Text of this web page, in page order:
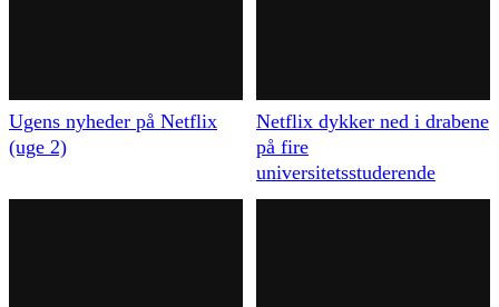
Ugens nyheder på Netflix
(uge 2)
Netflix dykker ned i drabene
på fire
universitetsstuderende